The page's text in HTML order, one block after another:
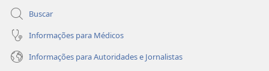
Buscar
Informações para Médicos
Informações para Autoridades e Jornalistas